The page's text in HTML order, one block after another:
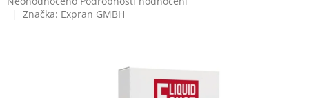
hodnocení
Značka: Expran GMBH